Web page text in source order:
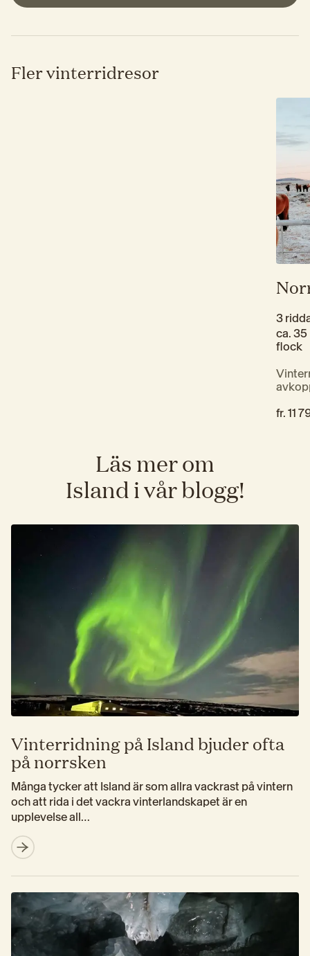
Fler vinterridresor
3
ca.
flock
fr. 11
Läs mer om
Island i vår blogg!
Vinterridning på Island bjuder ofta
på norrsken
Många tycker att Island är som allra vackrast på vintern
och att rida i det vackra vinterlandskapet är en
upplevelse all…